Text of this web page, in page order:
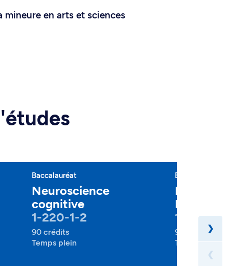
mineure en arts et sciences
Baccalauréat
Neuroscience
cognitive
1-220-1-2
90 crédits
Temps plein
Baccalauréat
Laval
1-220-1-
90 crédits
Temps plein
❯
❮